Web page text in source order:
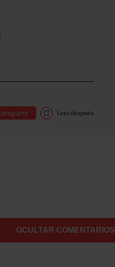
Leer después
OCULTAR COMENTARIOS